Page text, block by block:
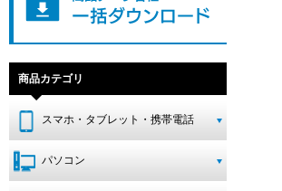
商品カテゴリ
スマホ・タブレット・携帯電話
パソコン